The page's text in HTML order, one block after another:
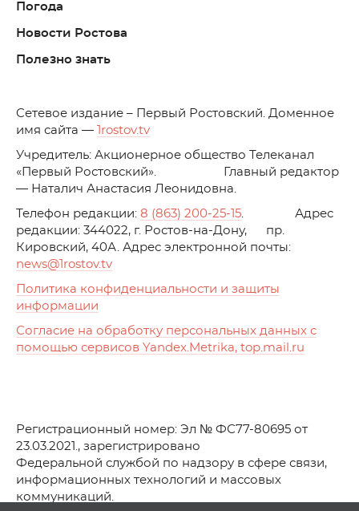
Погода
Новости Ростова
Полезно знать
Cетевое издание – Первый Ростовский. Доменное
имя сайта —
1rostov.tv
Учредитель: Акционерное общество Телеканал
«Первый Ростовский». Главный редактор
— Наталич Анастасия Леонидовна.
Телефон редакции: 8 (863) 200-25-15. Адрес
редакции: 344022, г. Ростов-на-Дону, пр.
Кировский, 40А. Адрес электронной почты:
news@1rostov.tv
Политика конфиденциальности и защиты
информации
Согласие на обработку персональных данных с
помощью сервисов Yandex.Metrika, top.mail.ru
Регистрационный номер: Эл № ФС77-80695 от
23.03.2021., зарегистрировано
Федеральной службой по надзору в сфере связи,
информационных технологий и массовых
коммуникаций.